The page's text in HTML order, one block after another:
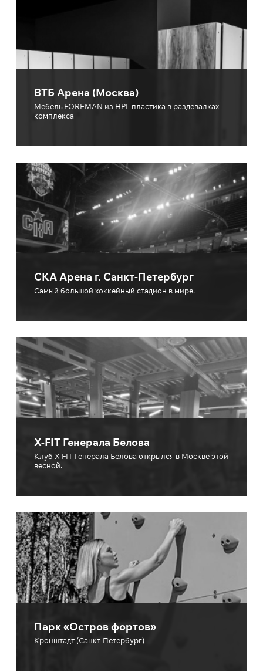
ВТБ Арена (Москва)
Мебель FOREMAN из HPL-пластика в раздевалках
комплекса
СКА Арена г. Санкт-Петербург
Cамый большой хоккейный стадион в мире.
X-FIT Генерала Белова
Клуб X-FIT Генерала Белова открылся в Москве этой
весной.
Парк «Остров фортов»
Кронштадт (Санкт-Петербург)